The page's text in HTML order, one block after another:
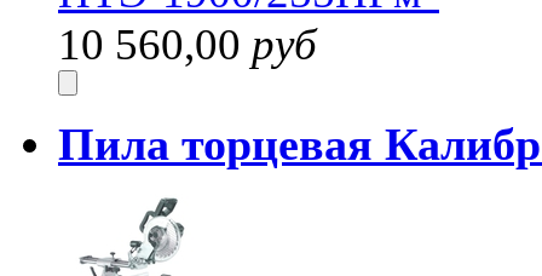
10 560,00 руб
Пила торцевая